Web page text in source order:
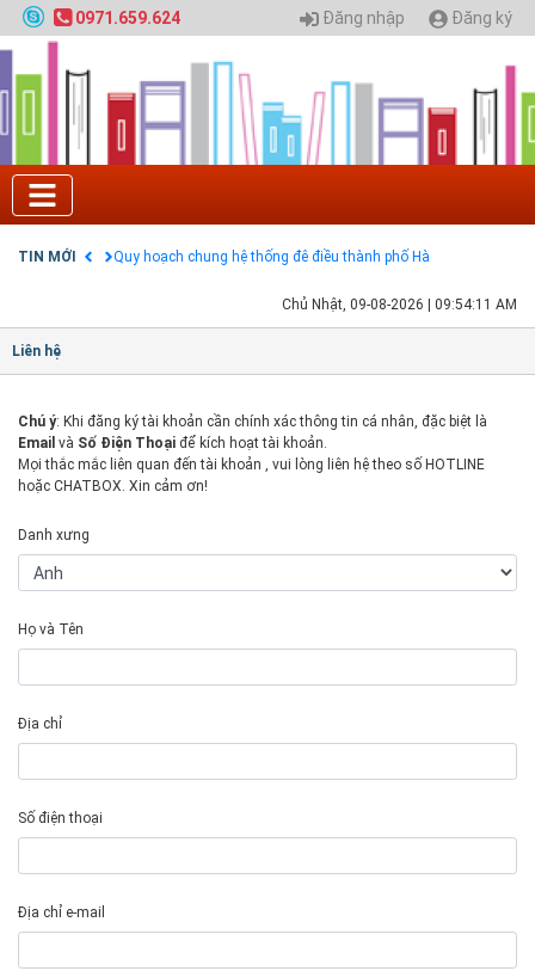
0971.659.624 Đăng nhập Đăng ký
TIN MỚI
Tuyển sinh 2025, Khoa kỹ thuật hạ tầng và môi
trường đô thị - Đại học Kiến trúc Hà Nội
Chính sách thanh toán
Điều khoản dịch vụ
Quy hoạch chung hệ thống đê điều thành phố Hà
GIAO LƯU TRỰC TUYẾN - TƯ VẤN TUYỂN SINH ĐẠI
HỌC CHÍNH QUY ĐẠI HỌC KIẾN TRÚC NĂM 2020 -
Nạp EP vào tài khoản bằng thẻ cào điện thoại
Chủ Nhật, 09-08-2026 09:54:11 AM
Liên hệ
Chú ý: Khi đăng ký tài khoản cần chính xác thông tin cá nhân, đặc biệt là
Email và Số Điện Thoại để kích hoạt tài khoản.
Mọi thắc mắc liên quan đến tài khoản , vui lòng liên hệ theo số HOTLINE
hoặc CHATBOX. Xin cảm ơn!
Danh xưng
Họ và Tên
Địa chỉ
Số điện thoại
Địa chỉ e-mail